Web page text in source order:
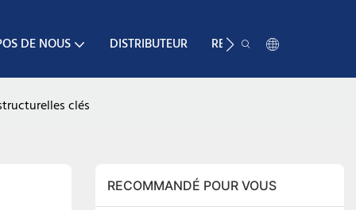
DE NOUS DISTRIBUTEUR RESSOURCE
clés
RECOMMANDÉ POUR VOUS